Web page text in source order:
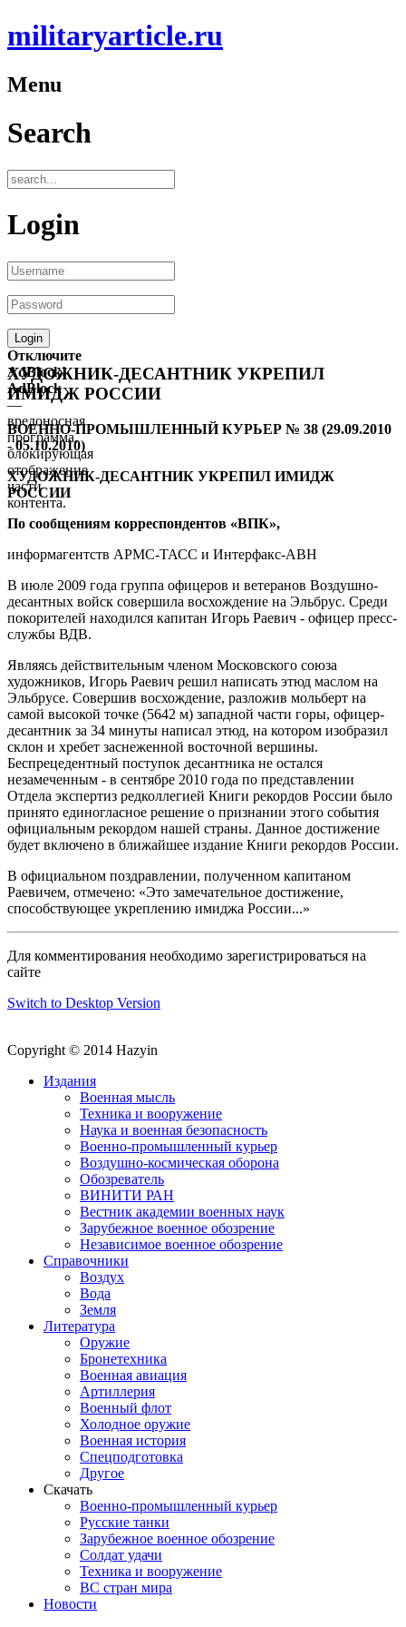
militaryarticle.ru
Menu
Search
Login
Отключите
AdBlock!
AdBlock
—
вредоносная
программа,
блокирующая
отображение
части
контента.
ХУДОЖНИК-ДЕСАНТНИК УКРЕПИЛ
ИМИДЖ РОССИИ
ВОЕННО-ПРОМЫШЛЕННЫЙ КУРЬЕР № 38 (29.09.2010
- 05.10.2010)
ХУДОЖНИК-ДЕСАНТНИК УКРЕПИЛ ИМИДЖ
РОССИИ
По сообщениям корреспондентов «ВПК»,
информагентств АРМС-ТАСС и Интерфакс-АВН
В июле 2009 года группа офицеров и ветеранов Воздушно-
десантных войск совершила восхождение на Эльбрус. Среди
покорителей находился капитан Игорь Раевич - офицер пресс-
службы ВДВ.
Являясь действительным членом Московского союза
художников, Игорь Раевич решил написать этюд маслом на
Эльбрусе. Совершив восхождение, разложив мольберт на
самой высокой точке (5642 м) западной части горы, офицер-
десантник за 34 минуты написал этюд, на котором изобразил
склон и хребет заснеженной восточной вершины.
Беспрецедентный поступок десантника не остался
незамеченным - в сентябре 2010 года по представлении
Отдела экспертиз редколлегией Книги рекордов России было
принято единогласное решение о признании этого события
официальным рекордом нашей страны. Данное достижение
будет включено в ближайшее издание Книги рекордов России.
В официальном поздравлении, полученном капитаном
Раевичем, отмечено: «Это замечательное достижение,
способствующее укреплению имиджа России...»
Для комментирования необходимо зарегистрироваться на
сайте
Switch to Desktop Version
Copyright © 2014 Hazyin
Издания
Военная мысль
Техника и вооружение
Наука и военная безопасность
Военно-промышленный курьер
Воздушно-космическая оборона
Обозреватель
ВИНИТИ РАН
Вестник академии военных наук
Зарубежное военное обозрение
Независимое военное обозрение
Справочники
Воздух
Вода
Земля
Литература
Оружие
Бронетехника
Военная авиация
Артиллерия
Военный флот
Холодное оружие
Военная история
Спецподготовка
Другое
Скачать
Военно-промышленный курьер
Русские танки
Зарубежное военное обозрение
Солдат удачи
Техника и вооружение
ВС стран мира
Новости